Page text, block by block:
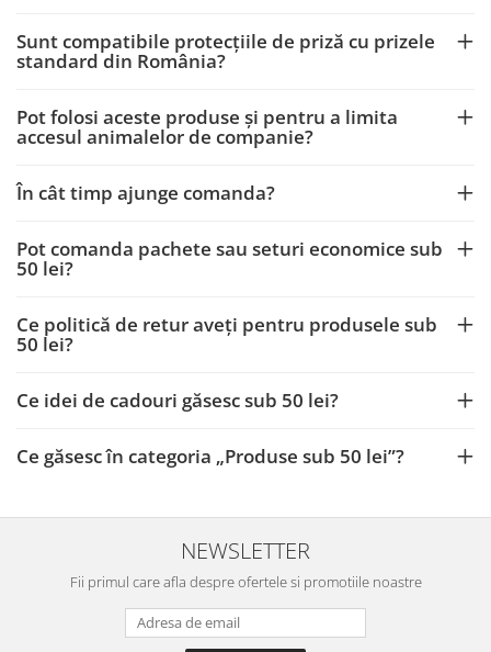
Sunt compatibile protecțiile de priză cu prizele
standard din România?
Pot folosi aceste produse și pentru a limita
accesul animalelor de companie?
În cât timp ajunge comanda?
Pot comanda pachete sau seturi economice sub
50 lei?
Ce politică de retur aveți pentru produsele sub
50 lei?
Ce idei de cadouri găsesc sub 50 lei?
Ce găsesc în categoria „Produse sub 50 lei”?
NEWSLETTER
Fii primul care afla despre ofertele si promotiile noastre